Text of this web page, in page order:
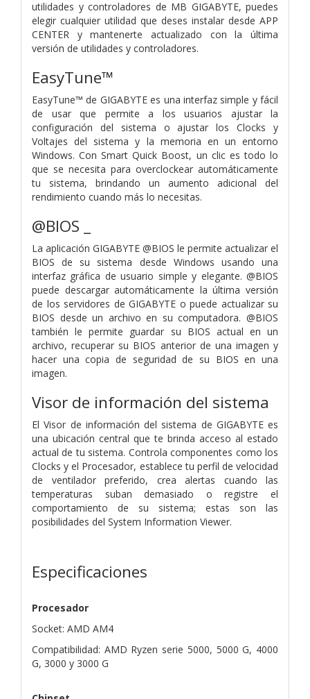
utilidades y controladores de MB GIGABYTE, puedes
elegir cualquier utilidad que deses instalar desde APP
CENTER y mantenerte actualizado con la última
versión de utilidades y controladores.
EasyTune™
EasyTune™ de GIGABYTE es una interfaz simple y fácil
de usar que permite a los usuarios ajustar la
configuración del sistema o ajustar los Clocks y
Voltajes del sistema y la memoria en un entorno
Windows. Con Smart Quick Boost, un clic es todo lo
que se necesita para overclockear automáticamente
tu sistema, brindando un aumento adicional del
rendimiento cuando más lo necesitas.
@BIOS _
La aplicación GIGABYTE @BIOS le permite actualizar el
BIOS de su sistema desde Windows usando una
interfaz gráfica de usuario simple y elegante. @BIOS
puede descargar automáticamente la última versión
de los servidores de GIGABYTE o puede actualizar su
BIOS desde un archivo en su computadora. @BIOS
también le permite guardar su BIOS actual en un
archivo, recuperar su BIOS anterior de una imagen y
hacer una copia de seguridad de su BIOS en una
imagen.
Visor de información del sistema
El Visor de información del sistema de GIGABYTE es
una ubicación central que te brinda acceso al estado
actual de tu sistema. Controla componentes como los
Clocks y el Procesador, establece tu perfil de velocidad
de ventilador preferido, crea alertas cuando las
temperaturas suban demasiado o registre el
comportamiento de su sistema; estas son las
posibilidades del System Information Viewer.
Especificaciones
Procesador
Socket: AMD AM4
Compatibilidad: AMD Ryzen serie 5000, 5000 G, 4000
G, 3000 y 3000 G